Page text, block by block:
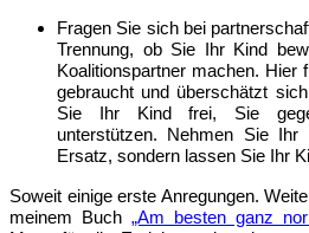
Fragen Sie sich bei
Trennung, ob Sie Ihr Kind
Koalitionspartner machen. Hier
gebraucht und überschätzt
Sie Ihr Kind frei, Sie
unterstützen. Nehmen Sie
Ersatz, sondern lassen Sie Ihr
Soweit einige erste Anregungen.
meinem Buch „Am besten ganz